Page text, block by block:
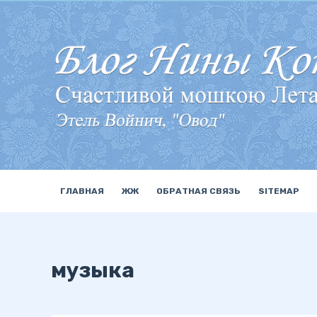
П
е
р
е
й
т
и
к
с
ГЛАВНАЯ ЖЖ ОБРАТНАЯ СВЯЗЬ SITEMAP
музыка